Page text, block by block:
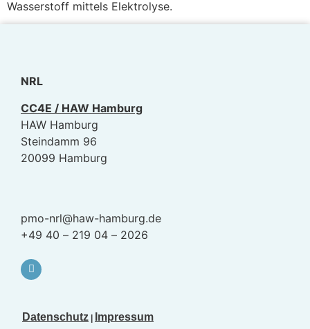
Wasserstoff mittels Elektrolyse.
NRL
CC4E / HAW Hamburg
HAW Hamburg
Steindamm 96
20099 Hamburg
pmo-nrl@haw-hamburg.de
+49 40 – 219 04 – 2026
Datenschutz | Impressum